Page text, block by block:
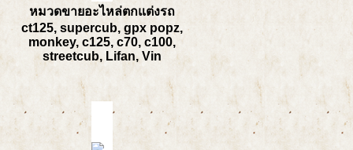
หมวดขายอะไหล่ตกแต่งรถ
ct125, supercub, gpx popz,
monkey, c125, c70, c100,
streetcub, Lifan, Vin